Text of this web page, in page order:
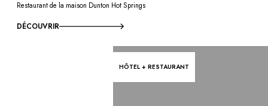
Restaurant de la maison Dunton Hot Springs
DÉCOUVRIR
HÔTEL + RESTAURANT